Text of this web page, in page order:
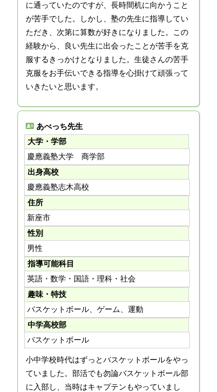
に通っていたのですが、長時間机に向かうこと
が苦手でした。しかし、塾の先生に指導してい
ただき、次第に算数が好きになりました。この
経験から、良い先生に出会ったことが苦手を克
服するきっかけとなりました。生徒さんの苦手
克服をお手伝いできる指導を心掛けて頑張って
いきたいと思います。
あべっち先生
大学・学部
慶應義塾大学 商学部
出身高校
慶應義塾志木高校
住所
新座市
性別
男性
指導可能科目
英語・数学・国語・理科・社会
趣味・特技
バスケットボール、ゲーム、運動
中学高校部
バスケットボール
小中学校時代はずっとバスケットボールをやっ
ていました。部活でも勿論バスケットボール部
に入部し、当時はキャプテンもやっていまし